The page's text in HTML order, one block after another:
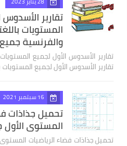
تقارير
المستويات
والفرنسية
تقارير الأسدوس الأول لجميع
تقارير الأسدوس الأول لجميع المستويات
16 سبتمبر 2021
تحميل جذاذات
المستوى الأول
تحميل جذاذات فضاء الرياضيات المستوى